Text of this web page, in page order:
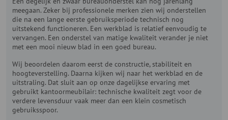
meegaan. Zeker bij professionele merken zien wij onderstellen
die na een lange eerste gebruiksperiode technisch nog
uitstekend functioneren. Een werkblad is relatief eenvoudig te
vervangen. Een onderstel van matige kwaliteit verander je niet
met een mooi nieuw blad in een goed bureau.
Wij beoordelen daarom eerst de constructie, stabiliteit en
hoogteverstelling. Daarna kijken wij naar het werkblad en de
uitstraling. Dat sluit aan op onze dagelijkse ervaring met
gebruikt kantoormeubilair: technische kwaliteit zegt voor de
verdere levensduur vaak meer dan een klein cosmetisch
gebruiksspoor.